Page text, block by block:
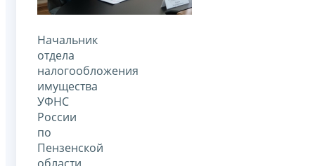
Начальник
отдела
налогообложения
имущества
УФНС
России
по
Пензенской
области